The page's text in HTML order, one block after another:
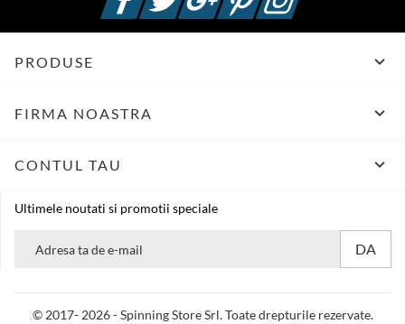
PRODUSE 
FIRMA NOASTRA 
CONTUL TAU 
Ultimele noutati si promotii speciale
© 2017- 2026 - Spinning Store Srl. Toate drepturile rezervate.